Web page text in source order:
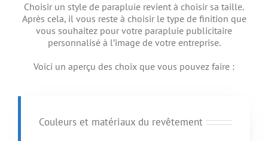
Choisir un style de parapluie revient à choisir sa taille.
Après cela, il vous reste à choisir le type de finition que
vous souhaitez pour votre parapluie publicitaire
personnalisé à l’image de votre entreprise.
Voici un aperçu des choix que vous pouvez faire :
Couleurs et matériaux du revêtement